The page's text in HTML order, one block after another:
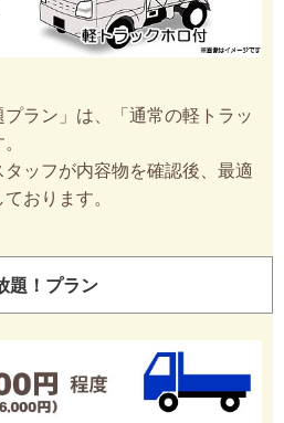
プラン」は、「通常の軽トラッ
ッフが内容物を確認後、最適
おります。
題！プラン